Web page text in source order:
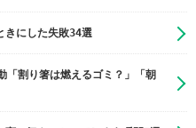
きにした失敗34選
割り箸は燃えるゴミ？」「朝